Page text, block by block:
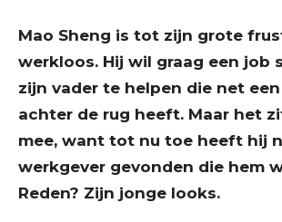
Mao Sheng is tot zijn grote
werkloos. Hij wil graag een job
zijn vader te helpen die net
achter de rug heeft. Maar het
mee, want tot nu toe heeft hij
werkgever gevonden die hem
Reden? Zijn jonge looks.